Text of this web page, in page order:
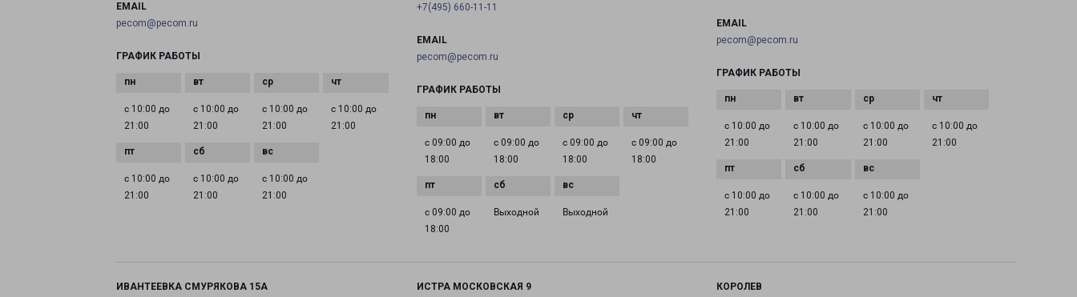
EMAIL
pecom@pecom.ru
ГРАФИК РАБОТЫ
с 10:00 до
21:00
с 10:00 до
21:00
с 10:00 до
21:00
с 10:00 до
21:00
с 10:00 до
21:00
с 10:00 до
21:00
с 10:00 до
21:00
+7(495) 660-11-11
EMAIL
pecom@pecom.ru
ГРАФИК РАБОТЫ
с 09:00 до
18:00
с 09:00 до
18:00
с 09:00 до
18:00
с 09:00 до
18:00
с 09:00 до
18:00
Выходной Выходной
EMAIL
pecom@pecom.ru
ГРАФИК РАБОТЫ
с 10:00 до
21:00
с 10:00 до
21:00
с 10:00 до
21:00
с 10:00 до
21:00
с 10:00 до
21:00
с 10:00 до
21:00
с 10:00 до
21:00
ИВАНТЕЕВКА СМУРЯКОВА 15А
ИСТРА МОСКОВСКАЯ 9
КОРОЛЕВ